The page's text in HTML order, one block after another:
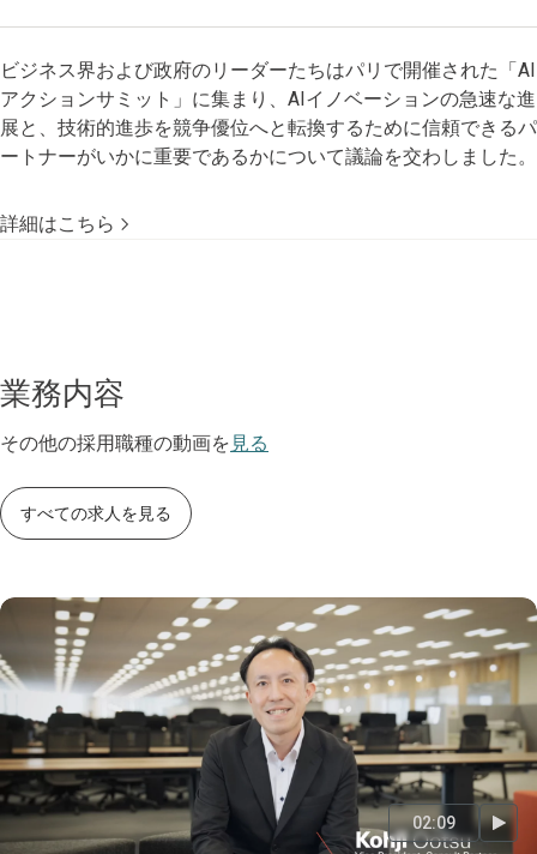
ビジネス界および政府のリーダーたちはパリで開催された「AI
アクションサミット」に集まり、AIイノベーションの急速な進
展と、技術的進歩を競争優位へと転換するために信頼できるパ
ートナーがいかに重要であるかについて議論を交わしました。
詳細はこちら
業務内容
その他の採用職種の動画を 見る
すべての求人を見る
02:09